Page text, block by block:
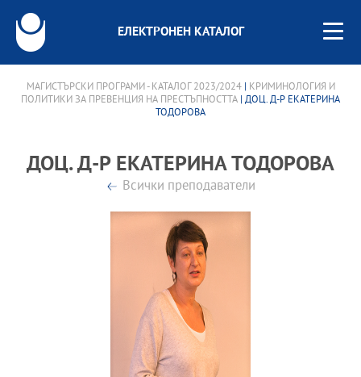
ЕЛЕКТРОНЕН КАТАЛОГ
МАГИСТЪРСКИ ПРОГРАМИ - КАТАЛОГ 2023/2024| КРИМИНОЛОГИЯ И
ПОЛИТИКИ ЗА ПРЕВЕНЦИЯ НА ПРЕСТЪПНОСТТА | ДОЦ. Д-Р ЕКАТЕРИНА
ТОДОРОВА
ДОЦ. Д-Р ЕКАТЕРИНА ТОДОРОВА
Всички преподаватели